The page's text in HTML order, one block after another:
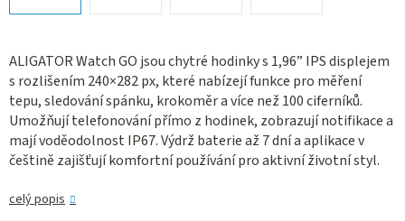
ALIGATOR Watch GO jsou chytré hodinky s 1,96” IPS displejem
s rozlišením 240×282 px, které nabízejí funkce pro měření
tepu, sledování spánku, krokoměr a více než 100 ciferníků.
Umožňují telefonování přímo z hodinek, zobrazují notifikace a
mají voděodolnost IP67. Výdrž baterie až 7 dní a aplikace v
češtině zajišťují komfortní používání pro aktivní životní styl.
celý popis